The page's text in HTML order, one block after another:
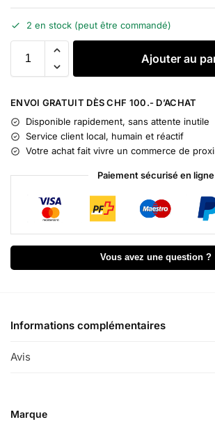
2 en stock (peut être commandé)
Ajouter au
ENVOI GRATUIT DÈS CHF 100.- D’ACHAT
Disponible rapidement, sans attente inutile
Service client local, humain et réactif
Votre achat fait vivre un commerce de
Paiement sécurisé en ligne
Vous avez une question ?
Informations complémentaires
Avis
Marque